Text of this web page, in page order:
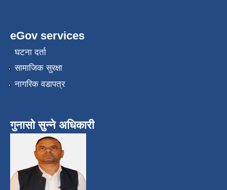
eGov services
घटना दर्ता
सामाजिक सुरक्षा
नागरिक वडापत्र
गुनासो सुन्ने अधिकारी